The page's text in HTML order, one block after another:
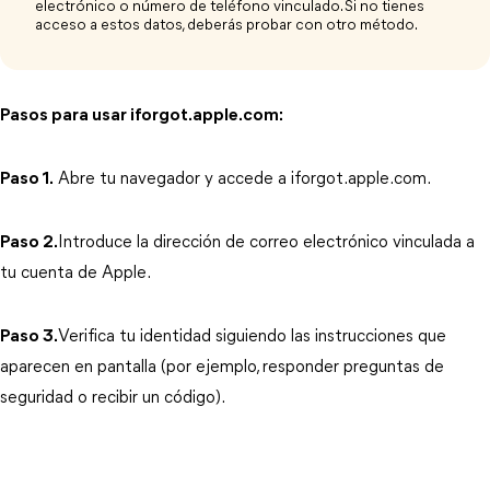
electrónico o número de teléfono vinculado. Si no tienes
acceso a estos datos, deberás probar con otro método.
Pasos para usar iforgot.apple.com:
Paso 1. Abre tu navegador y accede a iforgot.apple.com.
Paso 2. Introduce la dirección de correo electrónico vinculada a
tu cuenta de Apple.
Paso 3.Verifica tu identidad siguiendo las instrucciones que
aparecen en pantalla (por ejemplo, responder preguntas de
seguridad o recibir un código).